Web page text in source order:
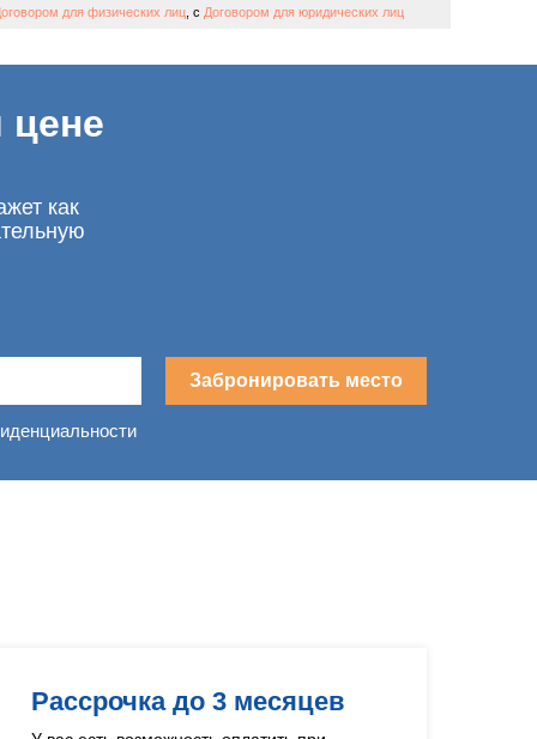
для физических лиц , с Договором для юридических лиц
цене
как
Забронировать место
Рассрочка до 3 месяцев